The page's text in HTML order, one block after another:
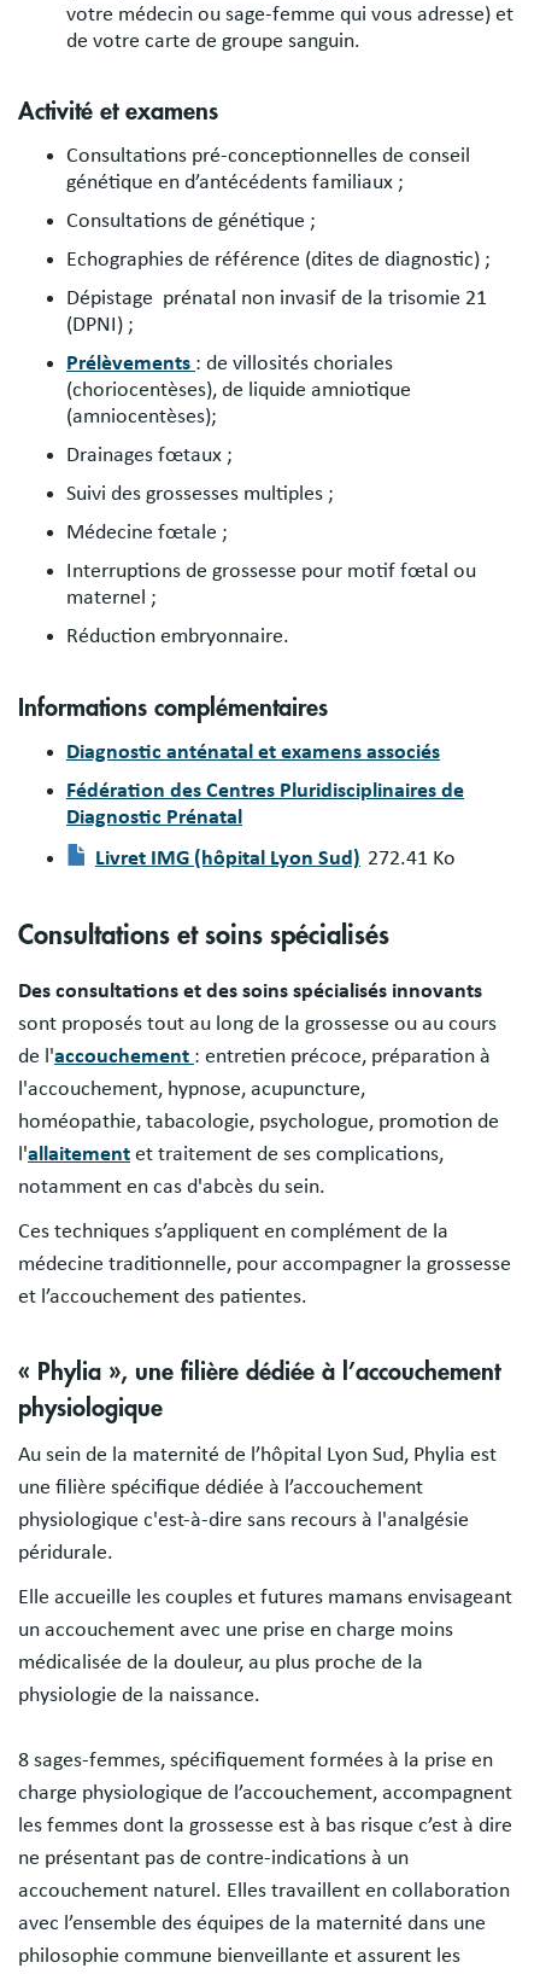
votre médecin ou sage-femme qui vous adresse) et
de votre carte de groupe sanguin.
Activité et examens
Consultations pré-conceptionnelles de conseil
génétique en d’antécédents familiaux ;
Consultations de génétique ;
Echographies de référence (dites de diagnostic) ;
Dépistage prénatal non invasif de la trisomie 21
(DPNI) ;
Prélèvements : de villosités choriales
(choriocentèses), de liquide amniotique
(amniocentèses);
Drainages fœtaux ;
Suivi des grossesses multiples ;
Médecine fœtale ;
Interruptions de grossesse pour motif fœtal ou
maternel ;
Réduction embryonnaire.
Informations complémentaires
Diagnostic anténatal et examens associés
Fédération des Centres Pluridisciplinaires de
Diagnostic Prénatal
Livret IMG (hôpital Lyon Sud) 272.41 Ko
Consultations et soins spécialisés
Des consultations et des soins spécialisés innovants
sont proposés tout au long de la grossesse ou au cours
de l'accouchement : entretien précoce, préparation à
l'accouchement, hypnose, acupuncture,
homéopathie, tabacologie, psychologue, promotion de
l'allaitement et traitement de ses complications,
notamment en cas d'abcès du sein.
Ces techniques s’appliquent en complément de la
médecine traditionnelle, pour accompagner la grossesse
et l’accouchement des patientes.
« Phylia », une filière dédiée à l’accouchement
physiologique
Au sein de la maternité de l’hôpital Lyon Sud, Phylia est
une filière spécifique dédiée à l’accouchement
physiologique c'est-à-dire sans recours à l'analgésie
péridurale.
Elle accueille les couples et futures mamans envisageant
un accouchement avec une prise en charge moins
médicalisée de la douleur, au plus proche de la
physiologie de la naissance.
8 sages-femmes, spécifiquement formées à la prise en
charge physiologique de l’accouchement, accompagnent
les femmes dont la grossesse est à bas risque c’est à dire
ne présentant pas de contre-indications à un
accouchement naturel. Elles travaillent en collaboration
avec l’ensemble des équipes de la maternité dans une
philosophie commune bienveillante et assurent les